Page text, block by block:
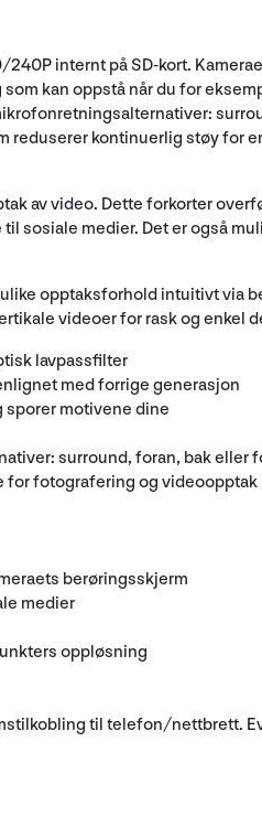
internt på SD-kort.
kan oppstå når du for
kontinuerlig støy for
av video. Dette forkorter
sosiale medier. Det er også
opptaksforhold intuitivt via
videoer for rask og enkel
lavpassfilter
med forrige generasjon
motivene dine
surround, foran, bak eller
fotografering og videoopptak
berøringsskjerm
medier
oppløsning
til telefon/nettbrett.